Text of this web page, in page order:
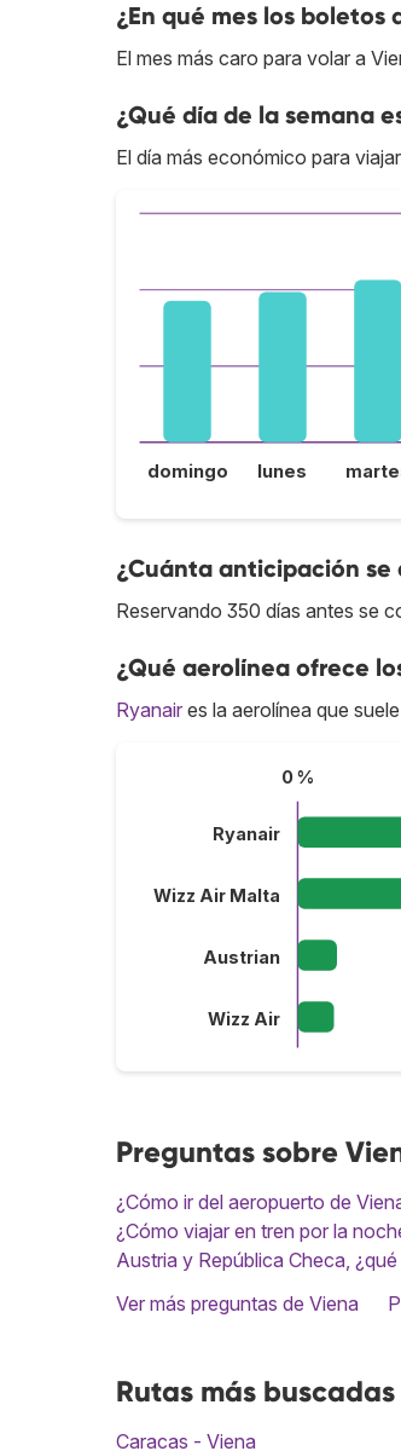
¿En qué mes los
El mes más caro para volar a
¿Qué día de la semana
El día más económico para
domingo lunes
¿Cuánta anticipación se
Reservando 350 días antes se
¿Qué aerolínea ofrece
Ryanair es la aerolínea que
0 %
Ryanair
Wizz Air Malta
Austrian
Wizz Air
Preguntas sobre
¿Cómo ir del aeropuerto de
¿Cómo viajar en tren por la
Austria y República Checa,
Ver más preguntas de Viena
Rutas más
Caracas - Viena